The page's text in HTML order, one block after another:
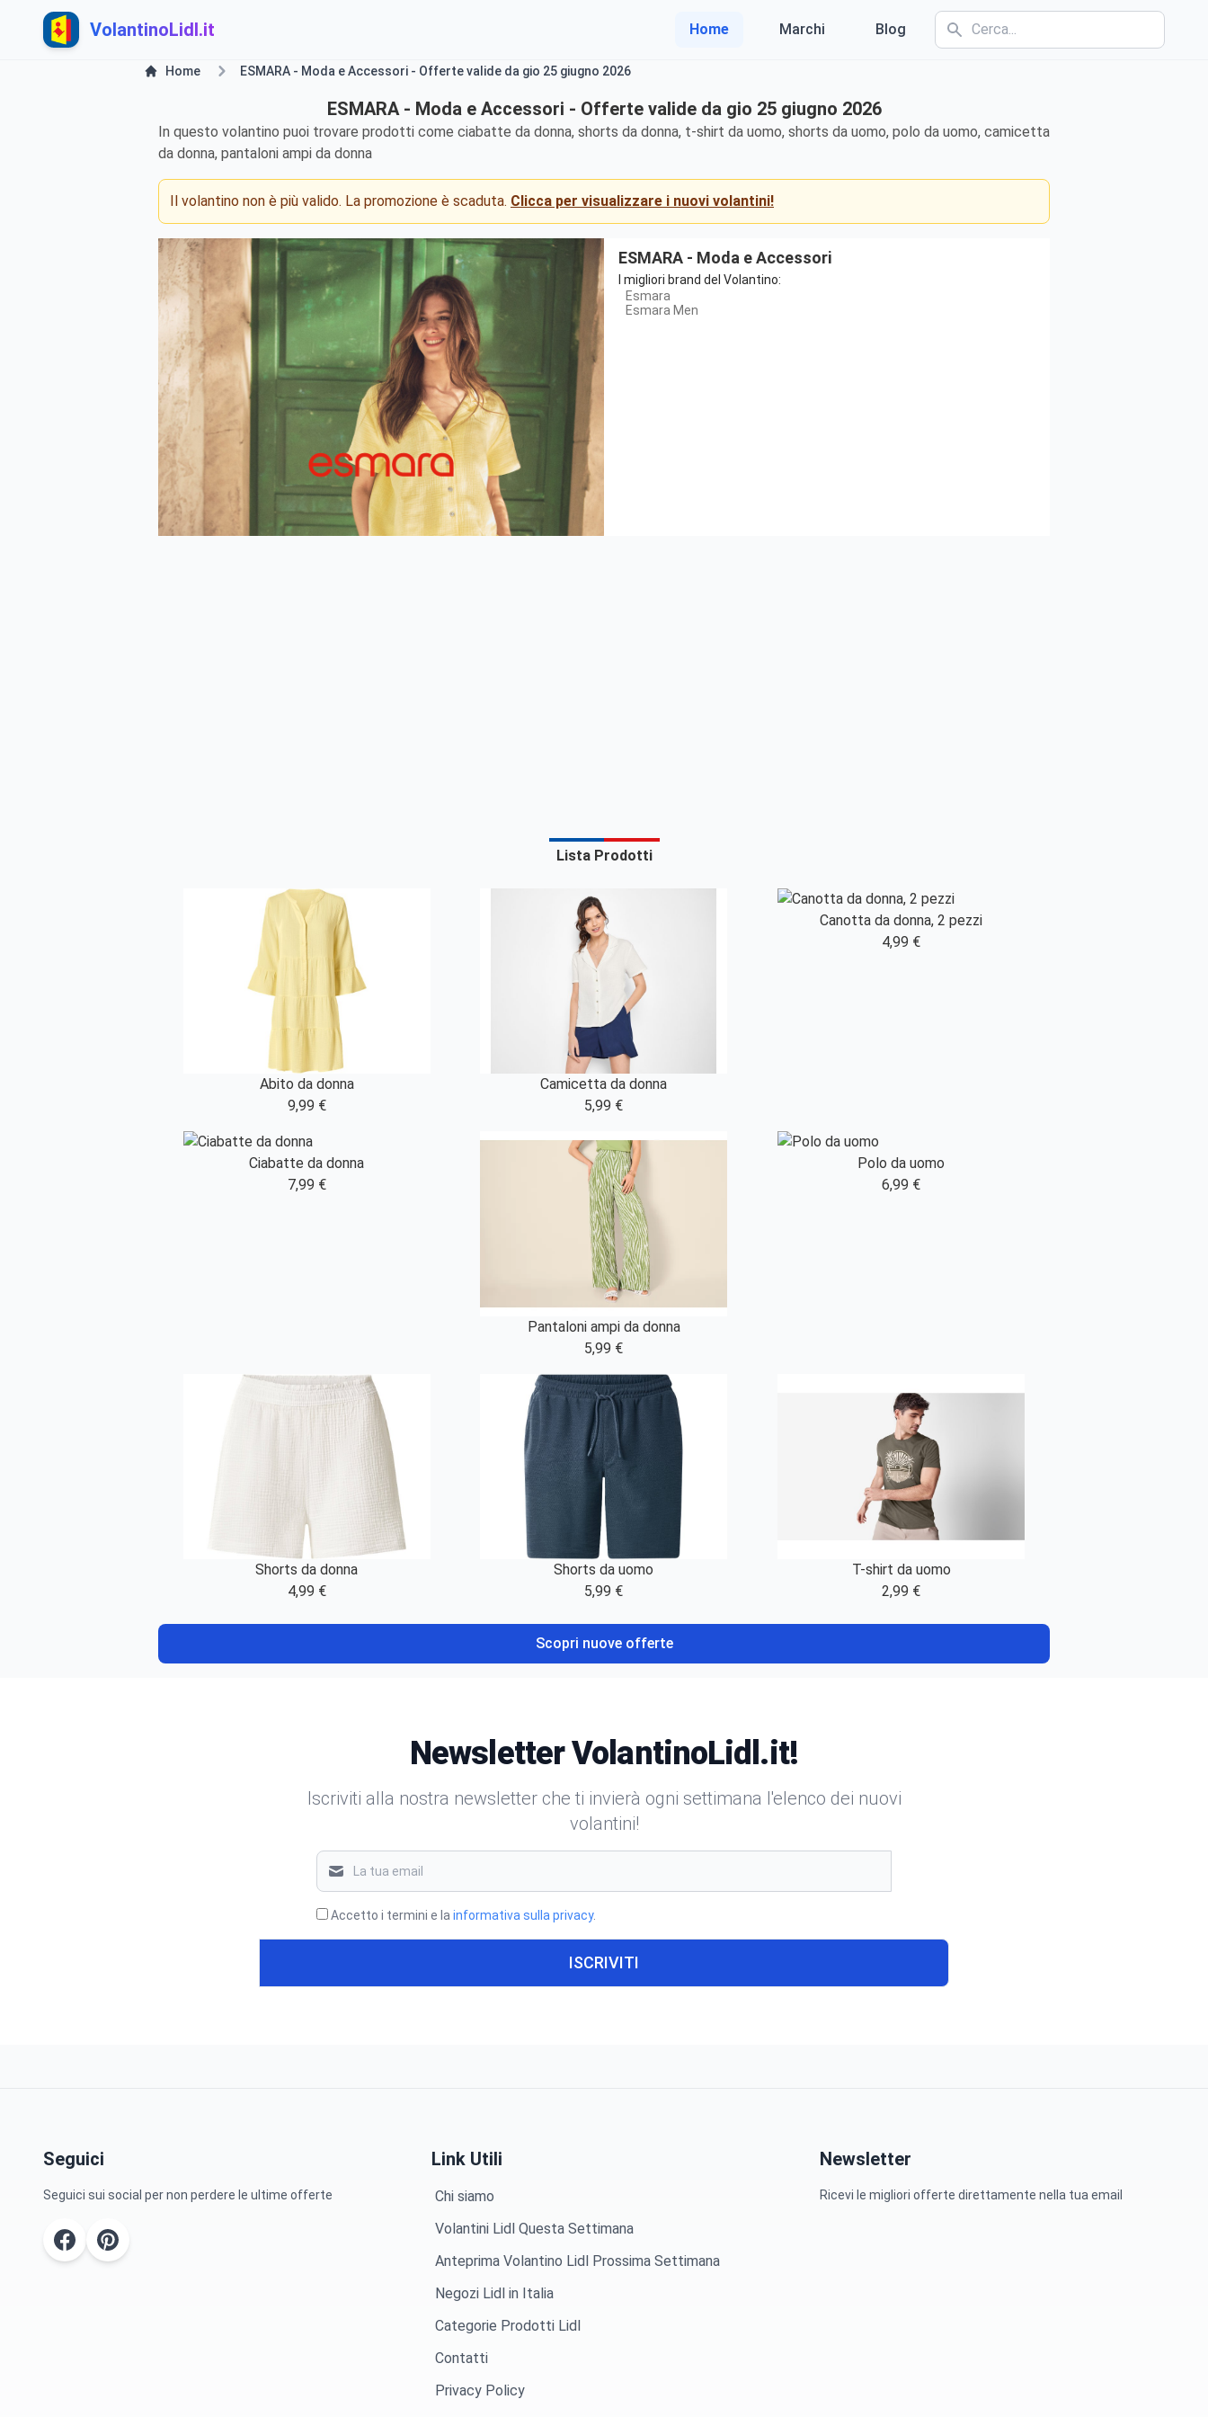
VolantinoLidl.it Home Marchi Blog
Home ESMARA - Moda e Accessori - Offerte valide da gio 25 giugno 2026
ESMARA - Moda e Accessori - Offerte valide da gio 25 giugno 2026
In questo volantino puoi trovare prodotti come ciabatte da donna, shorts da donna, t-shirt da uomo, shorts da uomo, polo da uomo, camicetta
da donna, pantaloni ampi da donna
Il volantino non è più valido. La promozione è scaduta. Clicca per visualizzare i nuovi volantini!
ESMARA - Moda e Accessori
I migliori brand del Volantino:
Esmara
Esmara Men
Lista Prodotti
Abito da donna
9,99 €
Camicetta da donna
5,99 €
Canotta da donna, 2 pezzi
4,99 €
Ciabatte da donna
7,99 €
Pantaloni ampi da donna
5,99 €
Polo da uomo
6,99 €
Shorts da donna
4,99 €
Shorts da uomo
5,99 €
T-shirt da uomo
2,99 €
Scopri nuove offerte
Newsletter VolantinoLidl.it!
Iscriviti alla nostra newsletter che ti invierà ogni settimana l'elenco dei nuovi
volantini!
Accetto i termini e lainformativa sulla privacy.
ISCRIVITI
Seguici
Seguici sui social per non perdere le ultime offerte
Link Utili
Chi siamo
Volantini Lidl Questa Settimana
Anteprima Volantino Lidl Prossima Settimana
Negozi Lidl in Italia
Categorie Prodotti Lidl
Contatti
Privacy Policy
Newsletter
Ricevi le migliori offerte direttamente nella tua email